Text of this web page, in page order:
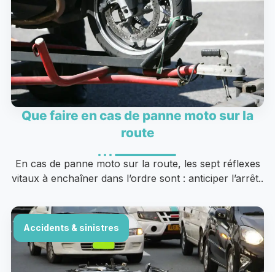
Que faire en cas de panne moto sur la
route
En cas de panne moto sur la route, les sept réflexes
vitaux à enchaîner dans l’ordre sont : anticiper l’arrêt..
Accidents & sinistres